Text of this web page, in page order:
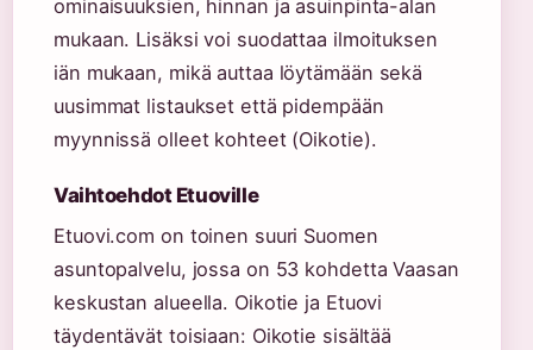
ominaisuuksien, hinnan ja asuinpinta-alan
mukaan. Lisäksi voi suodattaa ilmoituksen
iän mukaan, mikä auttaa löytämään sekä
uusimmat listaukset että pidempään
myynnissä olleet kohteet (Oikotie).
Vaihtoehdot Etuoville
Etuovi.com on toinen suuri Suomen
asuntopalvelu, jossa on 53 kohdetta Vaasan
keskustan alueella. Oikotie ja Etuovi
täydentävät toisiaan: Oikotie sisältää